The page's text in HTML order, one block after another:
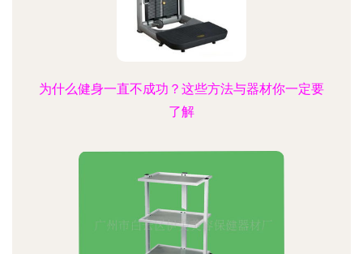
为什么健身一直不成功？这些方法与器材你一定要
了解